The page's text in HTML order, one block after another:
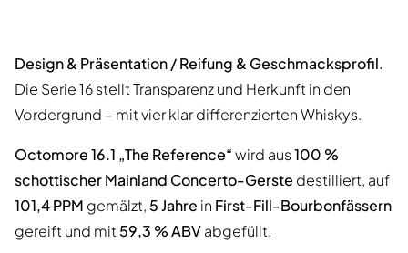
Design & Präsentation / Reifung & Geschmacksprofil.
Die Serie 16 stellt Transparenz und Herkunft in den
Vordergrund – mit vier klar differenzierten Whiskys.
Octomore 16.1 „The Reference“wird aus100 %
schottischer Mainland Concerto-Gerste destilliert, auf
101,4 PPM gemälzt, 5 Jahre in First-Fill-Bourbonfässern
gereift und mit59,3 % ABVabgefüllt.